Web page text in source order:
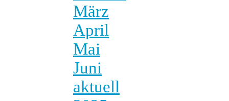
März
April
Mai
Juni
aktuell